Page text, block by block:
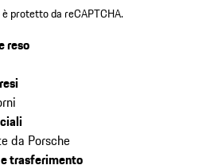
protetto da reCAPTCHA.
reso
da Porsche
trasferimento